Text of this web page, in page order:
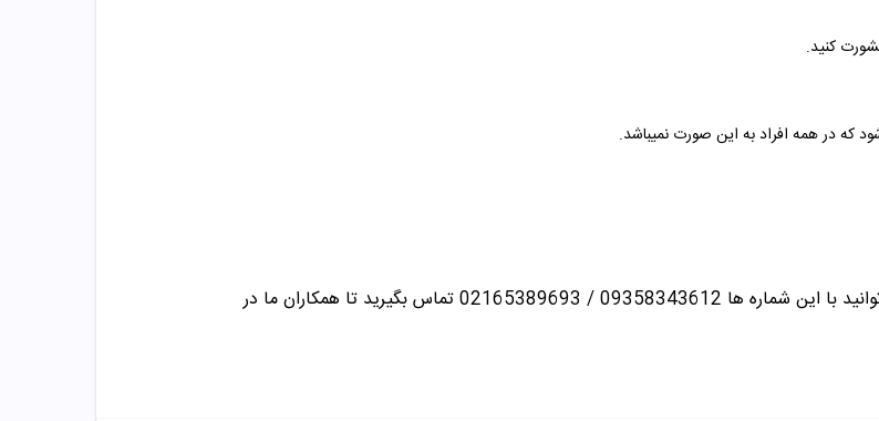
کنید.
در همه افراد به این صورت نمیباشد.
/ 02165389693
تماس بگیرید تا همکاران ما در